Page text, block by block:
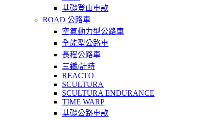
基礎登山車款
ROAD 公路車
空氣動力型公路車
全能型公路車
長程公路車
三鐵/計時
REACTO
SCULTURA
SCULTURA ENDURANCE
TIME WARP
基礎公路車款